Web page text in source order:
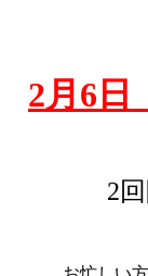
2月6日
2